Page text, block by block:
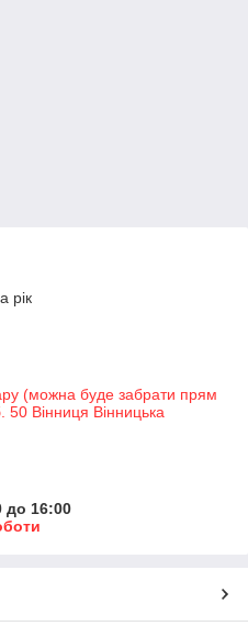
рік
(можна буде забрати прям
50 Вінниця Вінницька
до 16:00